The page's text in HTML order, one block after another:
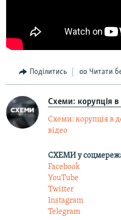
Поділитись Читати
Схеми: корупція в
Схеми: корупція в
відео
СХЕМИ у
Facebook
YouTube
Twitter
Instagram
Telegram